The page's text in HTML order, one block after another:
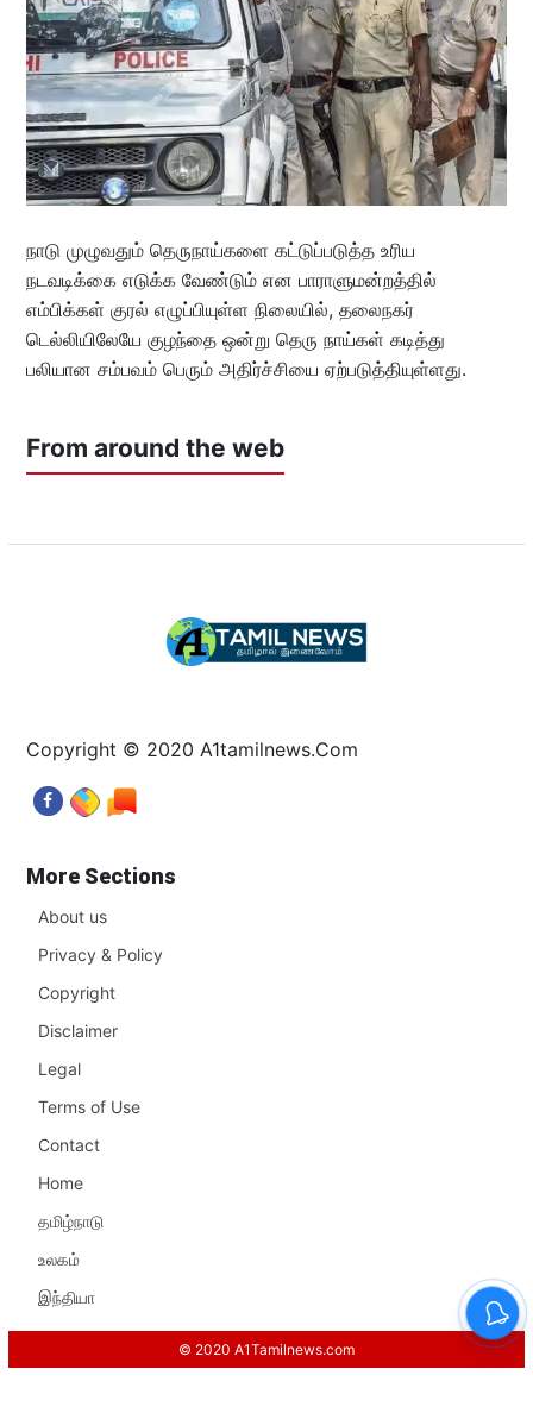
நாடு முழுவதும் தெருநாய்களை கட்டுப்படுத்த உரிய
நடவடிக்கை எடுக்க வேண்டும் என பாராளுமன்றத்தில்
எம்பிக்கள் குரல் எழுப்பியுள்ள நிலையில், தலைநகர்
டெல்லியிலேயே குழந்தை ஒன்று தெரு நாய்கள் கடித்து
பலியான சம்பவம் பெரும் அதிர்ச்சியை ஏற்படுத்தியுள்ளது.
From around the web
Copyright © 2020 A1tamilnews.Com
More Sections
About us
Privacy & Policy
Copyright
Disclaimer
Legal
Terms of Use
Contact
Home
தமிழ்நாடு
உலகம்
இந்தியா
© 2020 A1Tamilnews.com